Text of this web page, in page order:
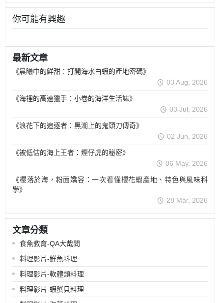
你可能有興趣
最新文章
《晨曦中的鮮甜：打開海水白蝦的產地密碼》
03 Aug, 2026
《海裡的高速獵手：小卷的海洋生活誌》
03 Jul, 2026
《浪花下的追逐者：黑潮上的鬼頭刀傳奇》
02 Jun, 2026
《被低估的海上王者：煙仔虎的秘密》
06 May, 2026
《櫻落於海，粉面嬌容：一次看懂櫻花蝦產地、特色與風味科
學》
28 Mar, 2026
文章分類
食魚教育-QA大哉問
料理影片-鮮魚料理
料理影片-軟體類料理
料理影片-蝦蟹貝料理